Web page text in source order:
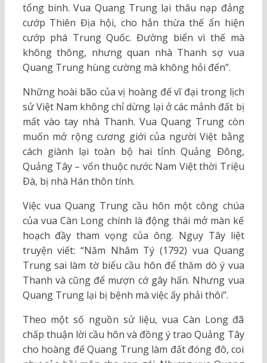
tổng binh. Vua Quang Trung lại thâu nạp đảng
cướp Thiên Địa hội, cho hắn thừa thế ẩn hiện
cướp phá Trung Quốc. Đường biển vì thế mà
không thông, nhưng quan nhà Thanh sợ vua
Quang Trung hùng cường mà không hỏi đến”.
Những hoài bão của vị hoàng đế vĩ đại trong lịch
sử Việt Nam không chỉ dừng lại ở các mảnh đất bị
mất vào tay nhà Thanh. Vua Quang Trung còn
muốn mở rộng cương giới của người Việt bằng
cách giành lại toàn bộ hai tỉnh Quảng Ðông,
Quảng Tây – vốn thuộc nước Nam Việt thời Triệu
Ðà, bị nhà Hán thôn tính.
Việc vua Quang Trung cầu hôn một công chúa
của vua Càn Long chính là động thái mở màn kế
hoạch đầy tham vọng của ông. Ngụy Tây liệt
truyện viết: “Năm Nhâm Tý (1792) vua Quang
Trung sai làm tờ biểu cầu hôn để thăm dò ý vua
Thanh và cũng để mượn cớ gây hấn. Nhưng vua
Quang Trung lại bị bệnh mà việc ấy phải thôi”.
Theo một số nguồn sử liệu, vua Càn Long đã
chấp thuận lời cầu hôn và đồng ý trao Quảng Tây
cho hoàng đế Quang Trung làm đất đóng đô, coi